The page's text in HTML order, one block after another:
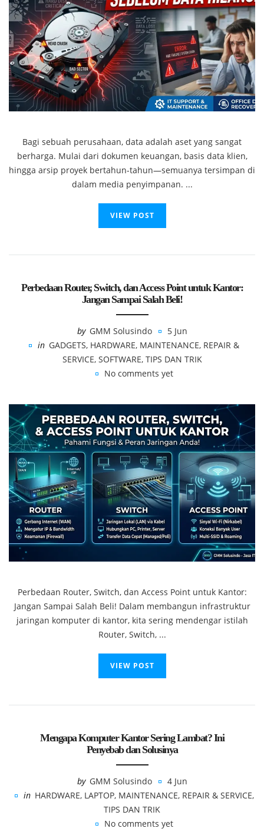
Bagi sebuah perusahaan, data adalah aset yang sangat
berharga. Mulai dari dokumen keuangan, basis data klien,
hingga arsip proyek bertahun-tahun—semuanya tersimpan di
dalam media penyimpanan. ...
VIEW POST
Perbedaan Router, Switch, dan Access Point untuk Kantor:
Jangan Sampai Salah Beli!
by GMM Solusindo
5 Jun
in GADGETS, HARDWARE, MAINTENANCE, REPAIR &
SERVICE, SOFTWARE, TIPS DAN TRIK
No comments yet
Perbedaan Router, Switch, dan Access Point untuk Kantor:
Jangan Sampai Salah Beli! Dalam membangun infrastruktur
jaringan komputer di kantor, kita sering mendengar istilah
Router, Switch, ...
VIEW POST
Mengapa Komputer Kantor Sering Lambat? Ini
Penyebab dan Solusinya
by GMM Solusindo
4 Jun
in HARDWARE, LAPTOP, MAINTENANCE, REPAIR & SERVICE,
TIPS DAN TRIK
No comments yet